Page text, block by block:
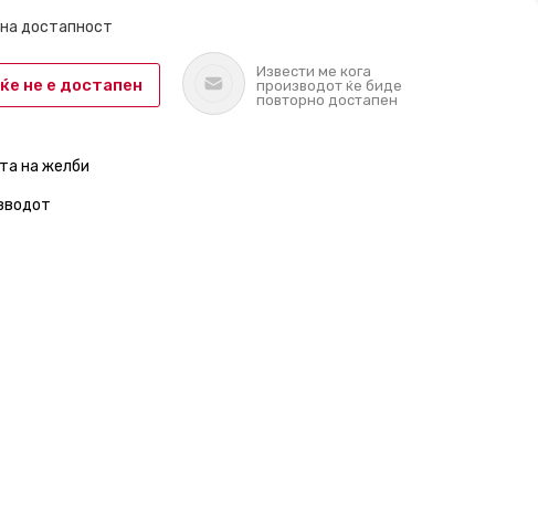
достапност
не е достапен
Извести ме кога
производот ќе биде
повторно достапен
на желби